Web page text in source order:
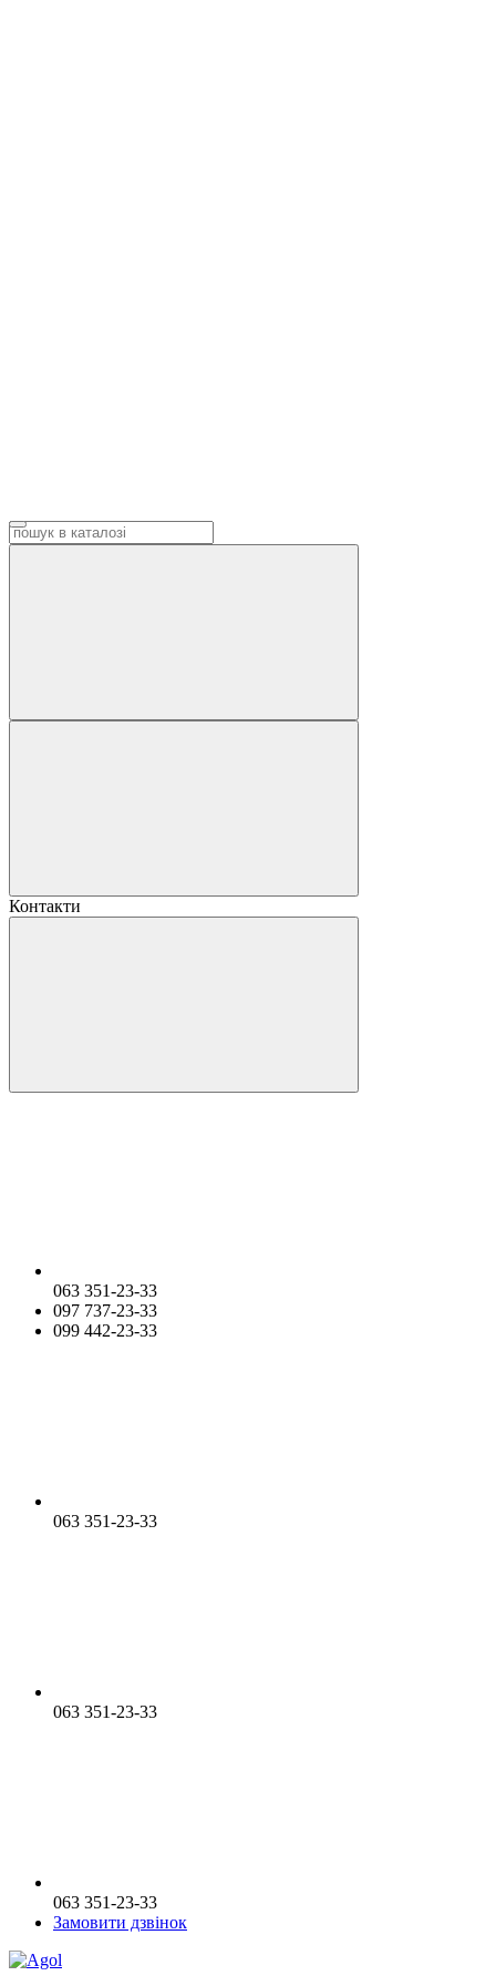
Контакти
063 351-23-33
097 737-23-33
099 442-23-33
063 351-23-33
063 351-23-33
063 351-23-33
Замовити дзвінок